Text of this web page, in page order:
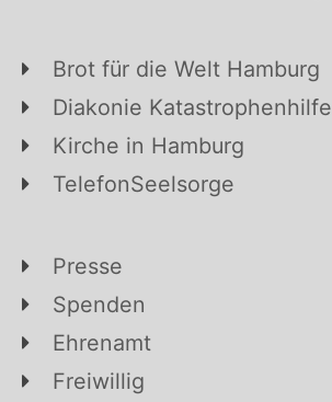
Brot für die Welt Hamburg
Diakonie Katastrophenhilfe
Kirche in Hamburg
TelefonSeelsorge
Presse
Spenden
Ehrenamt
Freiwillig